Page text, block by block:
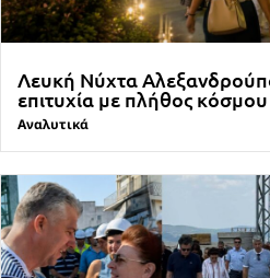
Λευκή Νύχτα
επιτυχία με πλήθος
Αναλυτικά